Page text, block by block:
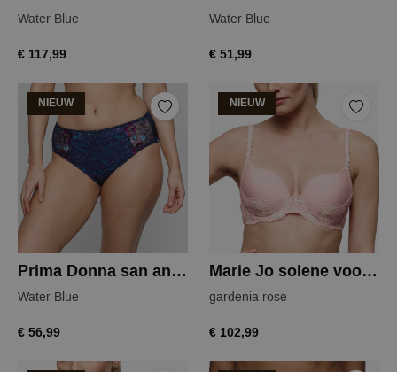
Water Blue
€ 117,99
Water Blue
€ 51,99
NIEUW
Prima Donna san angel tailleslip
Water Blue
€ 56,99
NIEUW
Marie Jo solene voorgevormde bh
gardenia rose
€ 102,99